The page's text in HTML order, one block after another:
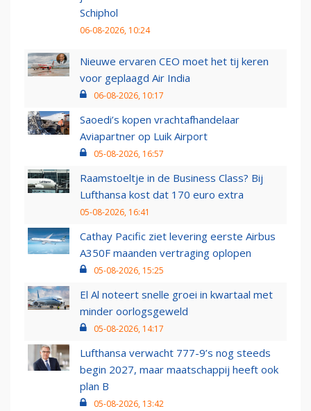
Schiphol
06-08-2026, 10:24
Nieuwe ervaren CEO moet het tij keren
voor geplaagd Air India
06-08-2026, 10:17
Saoedi’s kopen vrachtafhandelaar
Aviapartner op Luik Airport
05-08-2026, 16:57
Raamstoeltje in de Business Class? Bij
Lufthansa kost dat 170 euro extra
05-08-2026, 16:41
Cathay Pacific ziet levering eerste Airbus
A350F maanden vertraging oplopen
05-08-2026, 15:25
El Al noteert snelle groei in kwartaal met
minder oorlogsgeweld
05-08-2026, 14:17
Lufthansa verwacht 777-9’s nog steeds
begin 2027, maar maatschappij heeft ook
plan B
05-08-2026, 13:42